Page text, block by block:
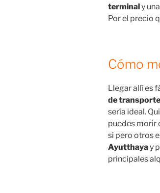
terminaly
Por el precio
Cómo
Llegar allí es
de transporte
sería ideal.
puedes morir
si pero otros
Ayutthayay
principales